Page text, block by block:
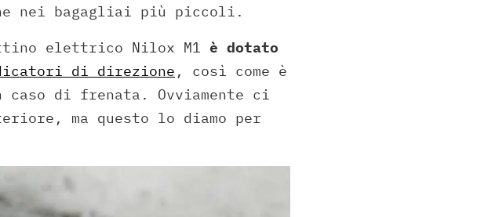
nei bagagliai più piccoli.
elettrico Nilox M1 è dotato
di direzione , così come è
di frenata. Ovviamente ci
ma questo lo diamo per